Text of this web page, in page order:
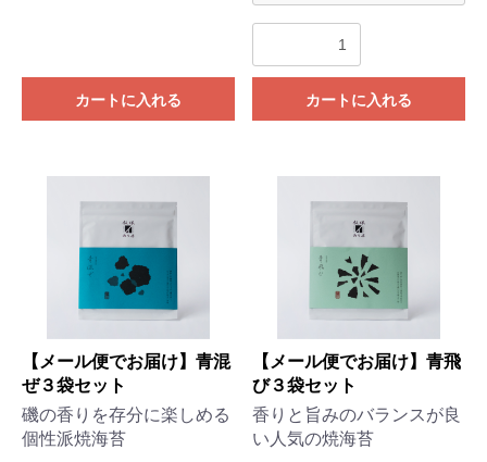
カートに入れる カートに入れる
【メール便でお届け】青混
ぜ３袋セット
磯の香りを存分に楽しめる
個性派焼海苔
【メール便でお届け】青飛
び３袋セット
香りと旨みのバランスが良
い人気の焼海苔
お買い物を続ける カートへ進む